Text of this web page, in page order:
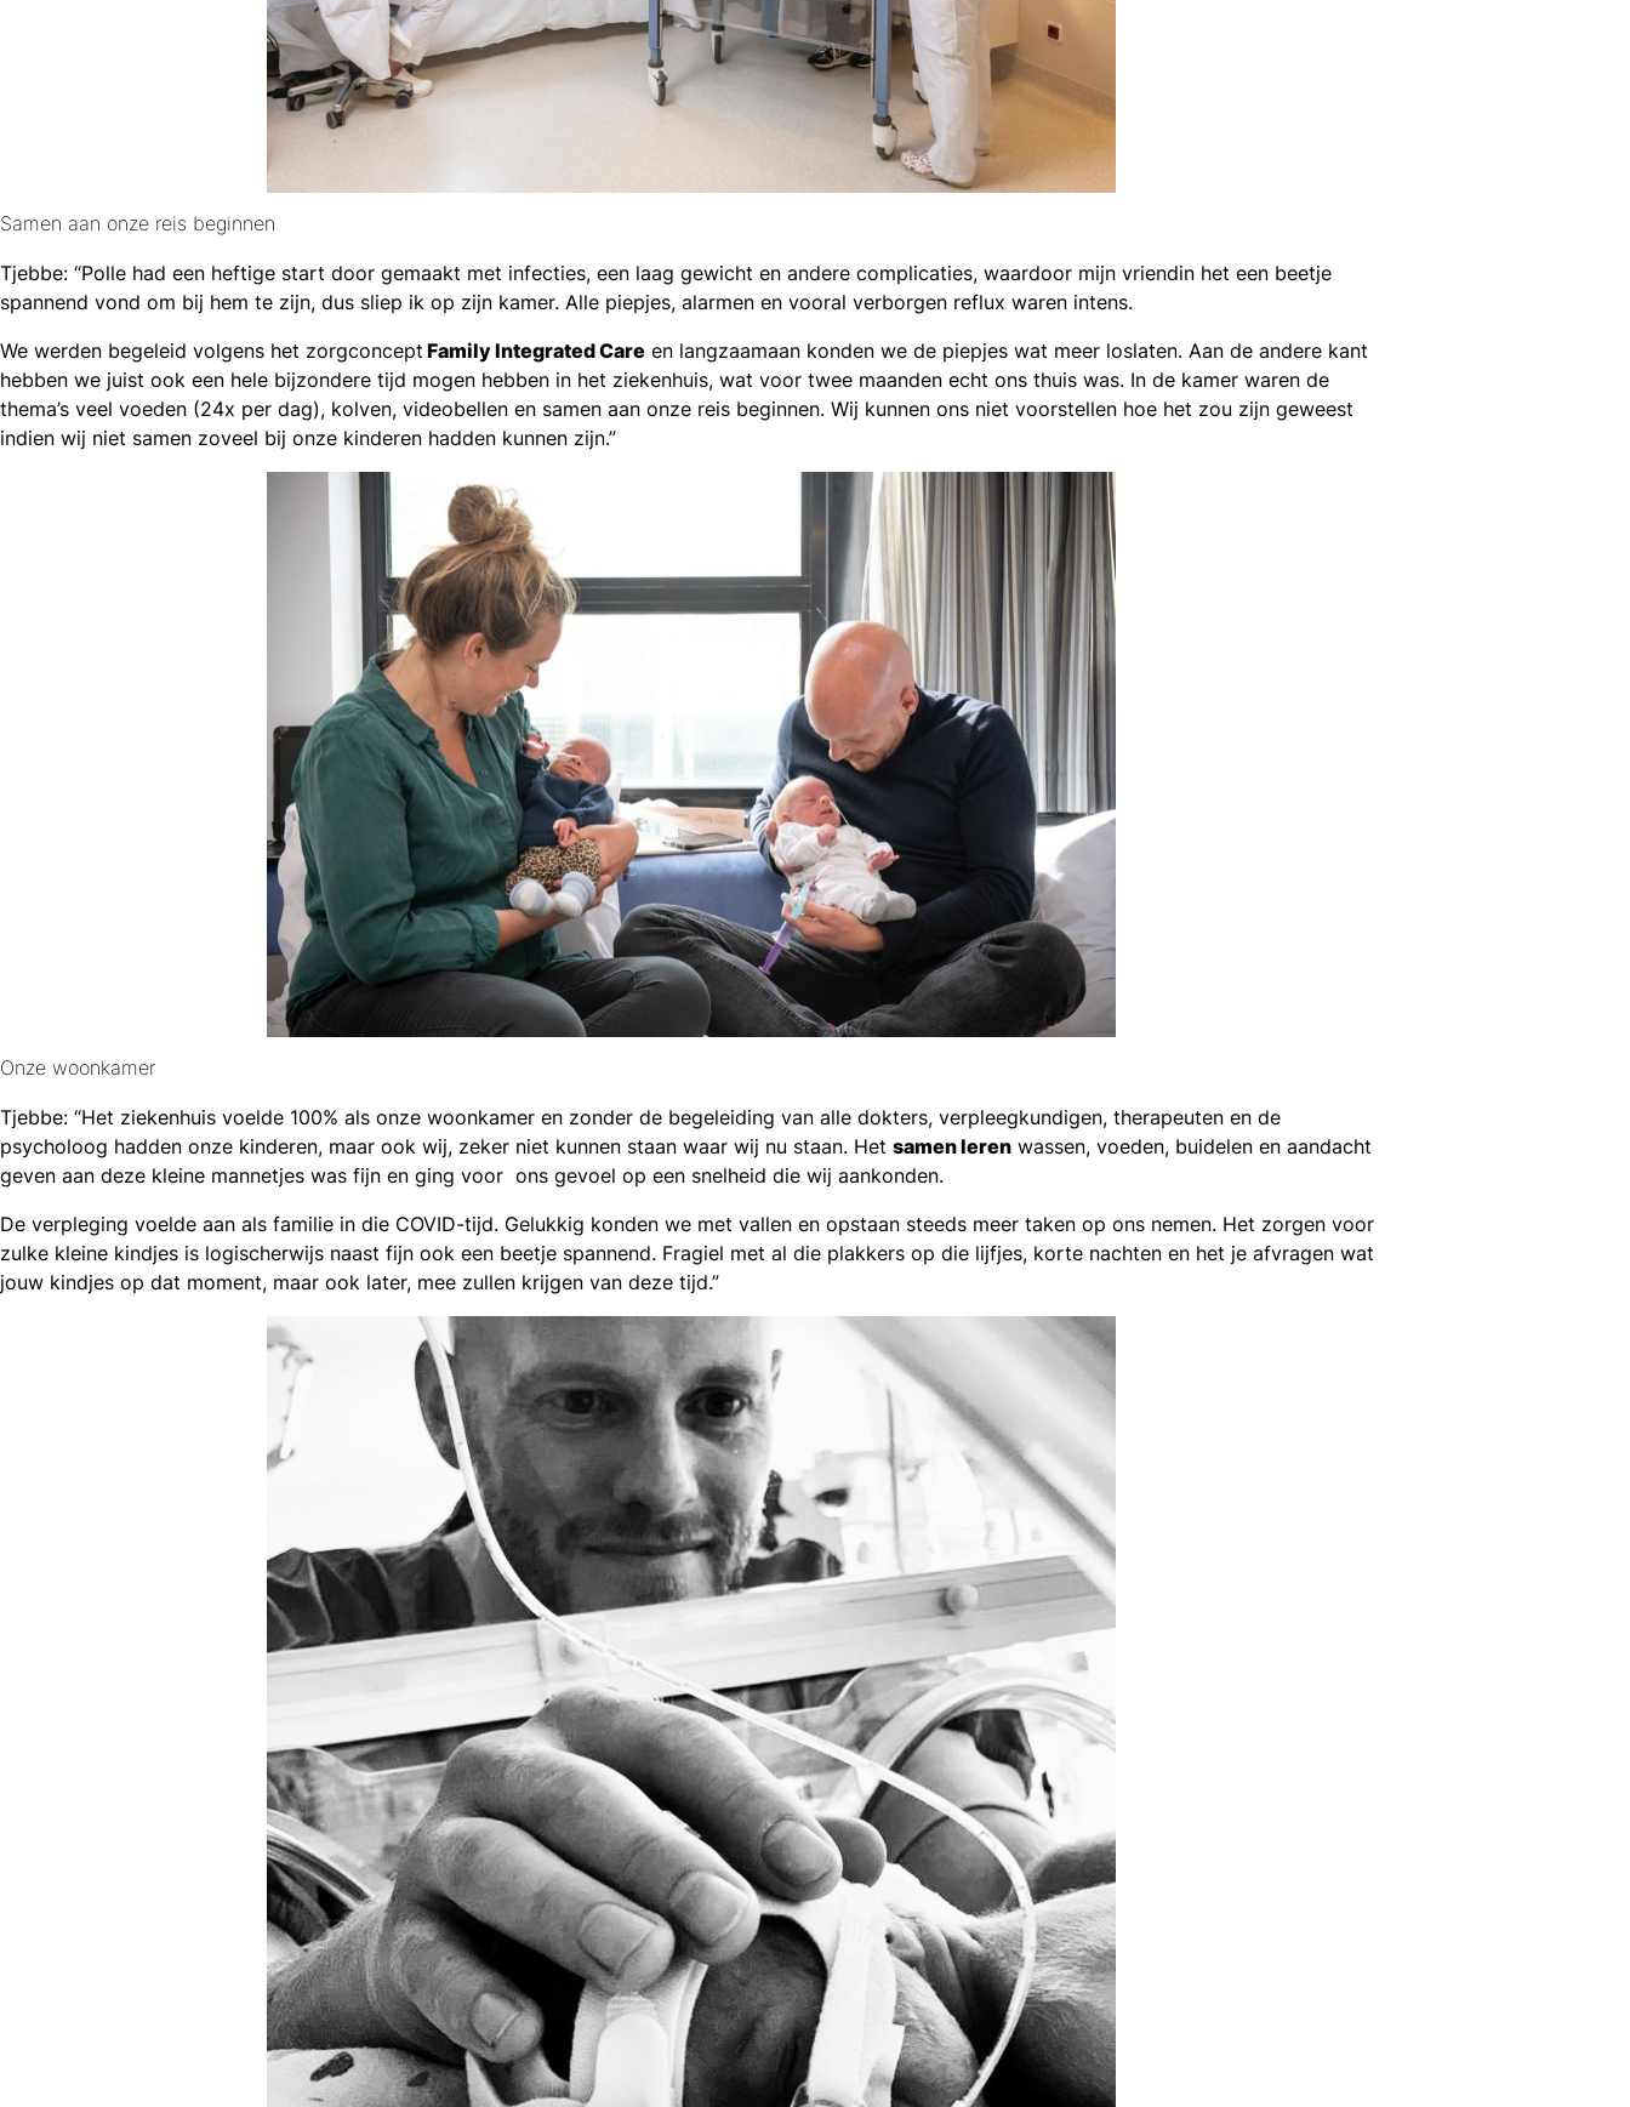
Samen aan onze reis beginnen
Tjebbe: “Polle had een heftige start door gemaakt met infecties, een laag gewicht en andere complicaties, waardoor mijn vriendin het een beetje
spannend vond om bij hem te zijn, dus sliep ik op zijn kamer. Alle piepjes, alarmen en vooral verborgen reflux waren intens.
We werden begeleid volgens het zorgconcept Family Integrated Care en langzaamaan konden we de piepjes wat meer loslaten. Aan de andere kant
hebben we juist ook een hele bijzondere tijd mogen hebben in het ziekenhuis, wat voor twee maanden echt ons thuis was. In de kamer waren de
thema’s veel voeden (24x per dag), kolven, videobellen en samen aan onze reis beginnen. Wij kunnen ons niet voorstellen hoe het zou zijn geweest
indien wij niet samen zoveel bij onze kinderen hadden kunnen zijn.”
Onze woonkamer
Tjebbe: “Het ziekenhuis voelde 100% als onze woonkamer en zonder de begeleiding van alle dokters, verpleegkundigen, therapeuten en de
psycholoog hadden onze kinderen, maar ook wij, zeker niet kunnen staan waar wij nu staan. Het samen leren wassen, voeden, buidelen en aandacht
geven aan deze kleine mannetjes was fijn en ging voor ons gevoel op een snelheid die wij aankonden.
De verpleging voelde aan als familie in die COVID-tijd. Gelukkig konden we met vallen en opstaan steeds meer taken op ons nemen. Het zorgen voor
zulke kleine kindjes is logischerwijs naast fijn ook een beetje spannend. Fragiel met al die plakkers op die lijfjes, korte nachten en het je afvragen wat
jouw kindjes op dat moment, maar ook later, mee zullen krijgen van deze tijd.”